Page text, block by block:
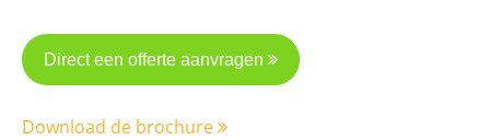
Direct een offerte aanvragen
Download de brochure